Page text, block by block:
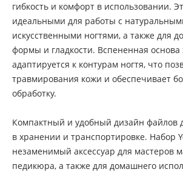
гибкость и комфорт в использовании.
идеальными для работы с
искусственными ногтями, а также для
формы и гладкости. Вспененная
адаптируется к контурам ногтя, что
травмирования кожи и обеспечивает
обработку.
Компактный и удобный дизайн файлов
в хранении и транспортировке. Набор
незаменимый аксессуар для мастеров
педикюра, а также для домашнего